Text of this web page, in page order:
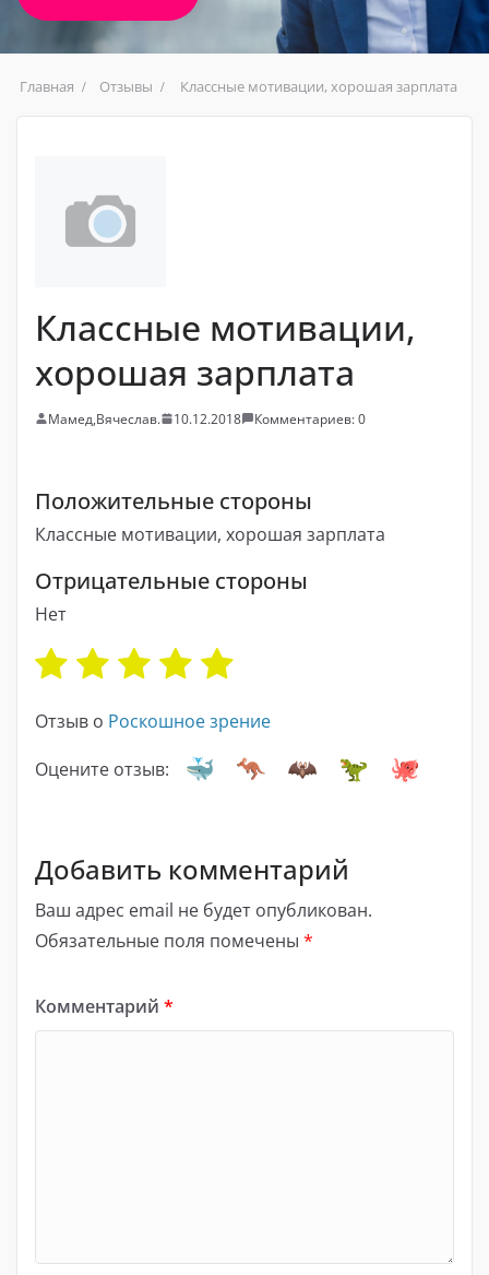
Главная Отзывы Классные мотивации, хорошая зарплата
Классные мотивации,
хорошая зарплата
Мамед,Вячеслав. 10.12.2018 Комментариев: 0
Положительные стороны
Классные мотивации, хорошая зарплата
Отрицательные стороны
Нет
Отзыв о Роскошное зрение
Оцените отзыв:
Добавить комментарий
Ваш адрес email не будет опубликован.
Обязательные поля помечены *
Комментарий *